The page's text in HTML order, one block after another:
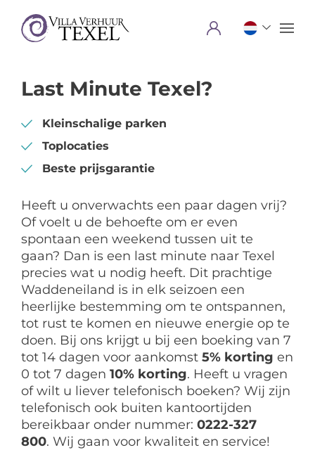
Menu
Last Minute Texel?
Heeft u onverwachts een paar dagen vrij?
Of voelt u de behoefte om er even
spontaan een weekend tussen uit te
gaan? Dan is een last minute naar Texel
precies wat u nodig heeft. Dit prachtige
Waddeneiland is in elk seizoen een
heerlijke bestemming om te ontspannen,
tot rust te komen en nieuwe energie op te
doen. Bij ons krijgt u bij een boeking van 7
tot 14 dagen voor aankomst 5% korting en
0 tot 7 dagen 10% korting. Heeft u vragen
of wilt u liever telefonisch boeken? Wij zijn
telefonisch ook buiten kantoortijden
bereikbaar onder nummer: 0222-327
800. Wij gaan voor kwaliteit en service!
Kleinschalige parken
Toplocaties
Beste prijsgarantie